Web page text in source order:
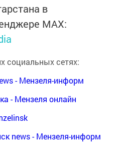
в
MАХ:
социальных сетях:
- Мензеля-информ
- Мензеля онлайн
news - Мензеля-информ